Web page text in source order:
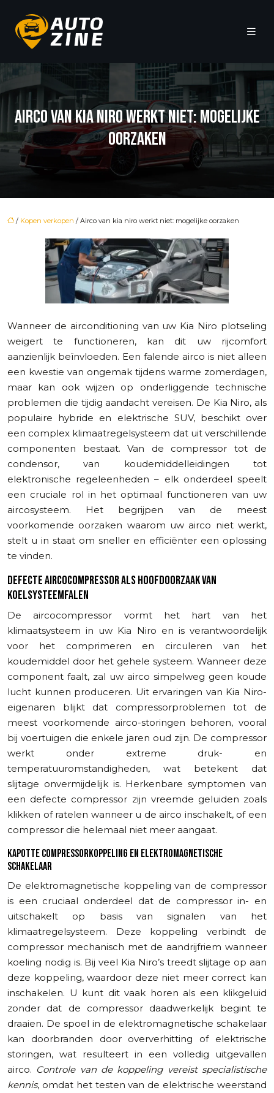
AIRCO VAN KIA NIRO WERKT NIET: MOGELIJKE
OORZAKEN
/ Kopen verkopen / Airco van kia niro werkt niet: mogelijke oorzaken
Wanneer de airconditioning van uw Kia Niro plotseling
weigert te functioneren, kan dit uw rijcomfort
aanzienlijk beïnvloeden. Een falende airco is niet alleen
een kwestie van ongemak tijdens warme zomerdagen,
maar kan ook wijzen op onderliggende technische
problemen die tijdig aandacht vereisen. De Kia Niro, als
populaire hybride en elektrische SUV, beschikt over
een complex klimaatregelsysteem dat uit verschillende
componenten bestaat. Van de compressor tot de
condensor, van koudemiddelleidingen tot
elektronische regeleenheden – elk onderdeel speelt
een cruciale rol in het optimaal functioneren van uw
aircosysteem. Het begrijpen van de meest
voorkomende oorzaken waarom uw airco niet werkt,
stelt u in staat om sneller en efficiënter een oplossing
te vinden.
DEFECTE AIRCOCOMPRESSOR ALS HOOFDOORZAAK VAN
KOELSYSTEEMFALEN
De aircocompressor vormt het hart van het
klimaatsysteem in uw Kia Niro en is verantwoordelijk
voor het comprimeren en circuleren van het
koudemiddel door het gehele systeem. Wanneer deze
component faalt, zal uw airco simpelweg geen koude
lucht kunnen produceren. Uit ervaringen van Kia Niro-
eigenaren blijkt dat compressorproblemen tot de
meest voorkomende airco-storingen behoren, vooral
bij voertuigen die enkele jaren oud zijn. De compressor
werkt onder extreme druk- en
temperatuuromstandigheden, wat betekent dat
slijtage onvermijdelijk is. Herkenbare symptomen van
een defecte compressor zijn vreemde geluiden zoals
klikken of ratelen wanneer u de airco inschakelt, of een
compressor die helemaal niet meer aangaat.
KAPOTTE COMPRESSORKOPPELING EN ELEKTROMAGNETISCHE
SCHAKELAAR
De elektromagnetische koppeling van de compressor
is een cruciaal onderdeel dat de compressor in- en
uitschakelt op basis van signalen van het
klimaatregelsysteem. Deze koppeling verbindt de
compressor mechanisch met de aandrijfriem wanneer
koeling nodig is. Bij veel Kia Niro’s treedt slijtage op aan
deze koppeling, waardoor deze niet meer correct kan
inschakelen. U kunt dit vaak horen als een klikgeluid
zonder dat de compressor daadwerkelijk begint te
draaien. De spoel in de elektromagnetische schakelaar
kan doorbranden door oververhitting of elektrische
storingen, wat resulteert in een volledig uitgevallen
airco. Controle van de koppeling vereist specialistische
kennis, omdat het testen van de elektrische weerstand